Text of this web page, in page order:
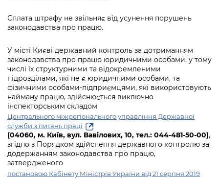
Сплата штрафу не звільняє від усунення порушень
законодавства про працю.
У місті Києві державний контроль за дотриманням
законодавства про працю юридичними особами, у тому
числі їх структурними та відокремленими
підрозділами, які не є юридичними особами, та
фізичними особами-підприємцями, які використовують
найману працю, здійснюється виключно
інспекторським складом
Центрального міжрегіонального управління Державної
служби з питань праці
(04060, м. Київ, вул. Вавілових, 10, тел.: 044-481-50-00),
згідно з Порядком здійснення державного контролю за
додержанням законодавства про працю,
затвердженого
постановою Кабінету Міністрів України від 21 серпня 2019